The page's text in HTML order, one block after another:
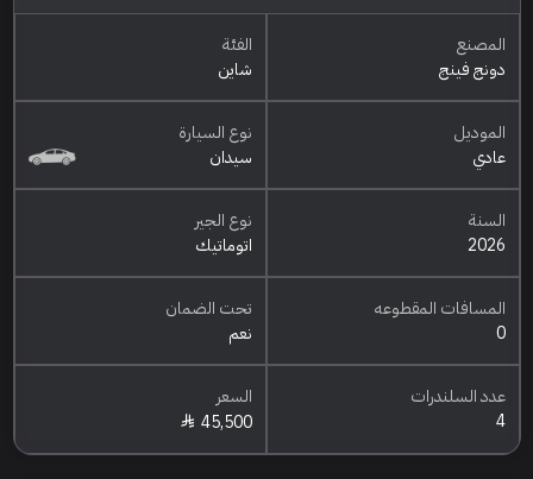
المصنع
دونج فينج
الفئة
شاين
الموديل
عادي
نوع السيارة
سيدان
السنة
2026
نوع الجير
اتوماتيك
المسافات المقطوعه
0
تحت الضمان
نعم
عدد السلندرات
4
السعر
45,500